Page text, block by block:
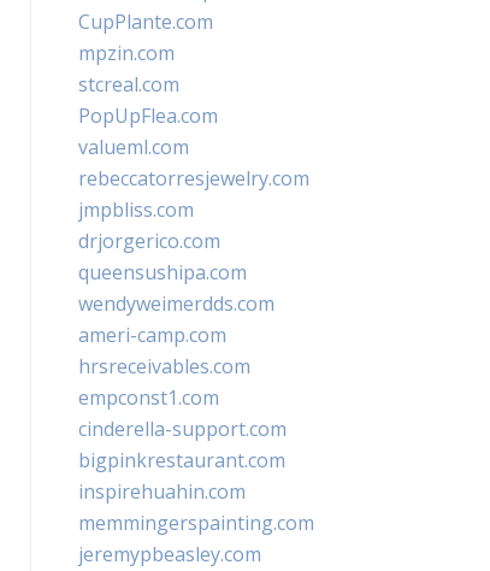
CupPlante.com
mpzin.com
stcreal.com
PopUpFlea.com
valueml.com
rebeccatorresjewelry.com
jmpbliss.com
drjorgerico.com
queensushipa.com
wendyweimerdds.com
ameri-camp.com
hrsreceivables.com
empconst1.com
cinderella-support.com
bigpinkrestaurant.com
inspirehuahin.com
memmingerspainting.com
jeremypbeasley.com